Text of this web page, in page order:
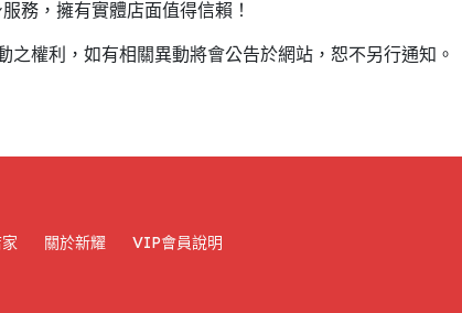
務，擁有實體店面值得信賴！
權利，如有相關異動將會公告於網站，恕不另行通知。
關於新耀 VIP會員說明